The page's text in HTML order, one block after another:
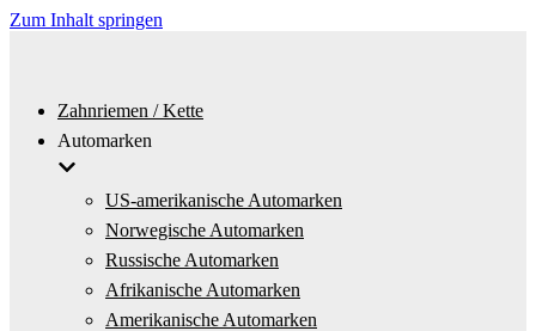
Zum Inhalt springen
Zahnriemen / Kette
Automarken
US-amerikanische Automarken
Norwegische Automarken
Russische Automarken
Afrikanische Automarken
Amerikanische Automarken